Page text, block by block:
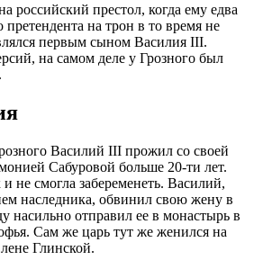
российский престол, когда ему едва
на трон в то время не
первым сыном Василия III.
на самом деле у Грозного был
Василий III прожил со своей
Сабуровой больше 20-ти лет.
не смогла забеременеть. Василий,
наследника, обвинил свою жену в
насильно отправил ее в монастырь в
Сам же царь тут же женился на
Глинской.